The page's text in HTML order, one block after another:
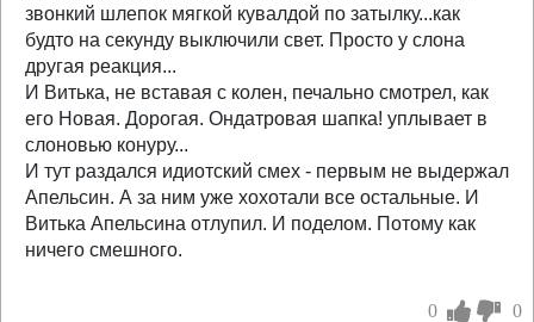
звонкий шлепок мягкой кувалдой по затылку...как
будто на секунду выключили свет. Просто у слона
другая реакция...
И Витька, не вставая с колен, печально смотрел, как
его Новая. Дорогая. Ондатровая шапка! уплывает в
слоновью конуру...
И тут раздался идиотский смех - первым не выдержал
Апельсин. А за ним уже хохотали все остальные. И
Витька Апельсина отлупил. И поделом. Потому как
ничего смешного.
0 0